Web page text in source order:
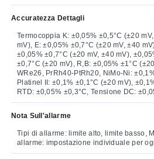
Accuratezza Dettagli
Termocoppia K: ±0,05% ±0,5°C (±20
mV), E: ±0,05% ±0,7°C (±20 mV, ±40
±0,05% ±0,7°C (±20 mV, ±40 mV),
±0,7°C (±20 mV), R,B: ±0,05% ±1°C
WRe26, PrRh40-PtRh20, NiMo-Ni:
Platinel II: ±0,1% ±0,1°C (±20 mV),
RTD: ±0,05% ±0,3°C, Tensione DC:
Nota Sull'allarme
Tipi di allarme: limite alto, limite basso,
allarme: impostazione individuale per